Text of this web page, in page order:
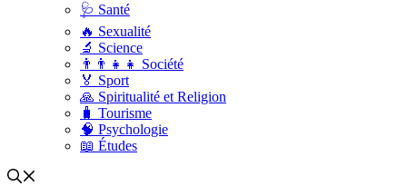
🩺 Santé
🔥 Sexualité
🔬 Science
👨‍👨‍👧‍👧 Société
🏅 Sport
🙏 Spiritualité et Religion
🧳 Tourisme
🧠 Psychologie
📖 Études